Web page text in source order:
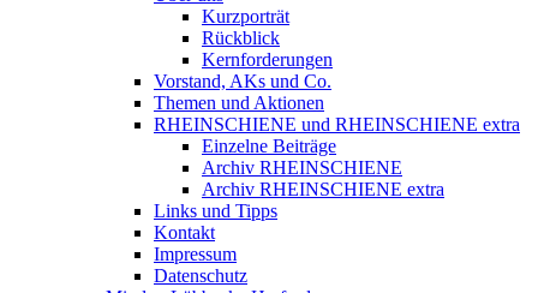
Kurzporträt
Rückblick
Kernforderungen
Vorstand, AKs und Co.
Themen und Aktionen
RHEINSCHIENE und RHEINSCHIENE extra
Einzelne Beiträge
Archiv RHEINSCHIENE
Archiv RHEINSCHIENE extra
Links und Tipps
Kontakt
Impressum
Datenschutz